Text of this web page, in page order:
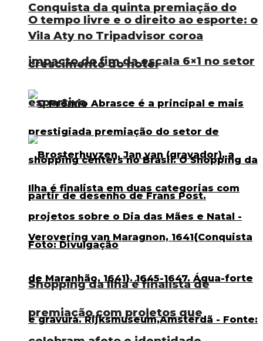
Conquista da quinta premiação do
Vila Aty no Tripadvisor coroa
crescimento do hotel
Shopping da Ilha é finalista de
premiação com projetos que
O tempo livre e o direito ao esporte: o
impacto do fim da escala 6×1 no setor
esportivo